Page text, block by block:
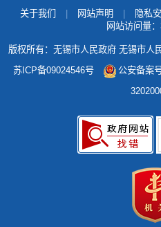
关于我们 网站声明 隐私
网站访问量：
版权所有：无锡市人民政府 无锡市人
苏ICP备09024546号
公安备案